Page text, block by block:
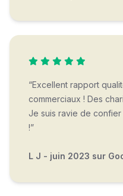
“Excellent rapport
commerciaux ! Des
Je suis ravie de confier
!”
L J - juin 2023 sur